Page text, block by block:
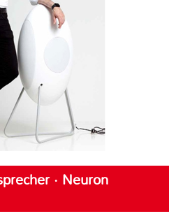
· Neuron